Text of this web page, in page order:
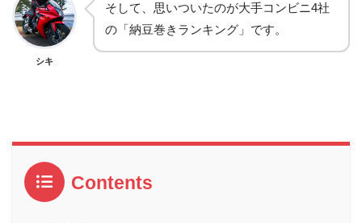
シキ
そして、思いついたのが大手コンビニ4社
の「納豆巻きランキング」です。
Contents